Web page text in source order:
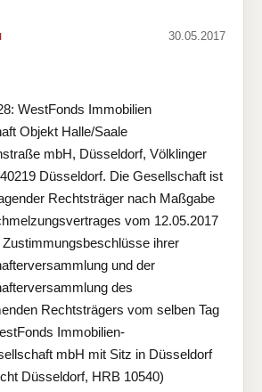
30.05.2017
WestFonds Immobilien
Objekt Halle/Saale
mbH, Düsseldorf, Völklinger
Düsseldorf. Die Gesellschaft ist
Rechtsträger nach Maßgabe
vom 12.05.2017
ihrer
und der
des
Rechtsträgers vom selben Tag
Immobilien-
mbH mit Sitz in Düsseldorf
Düsseldorf, HRB 10540)